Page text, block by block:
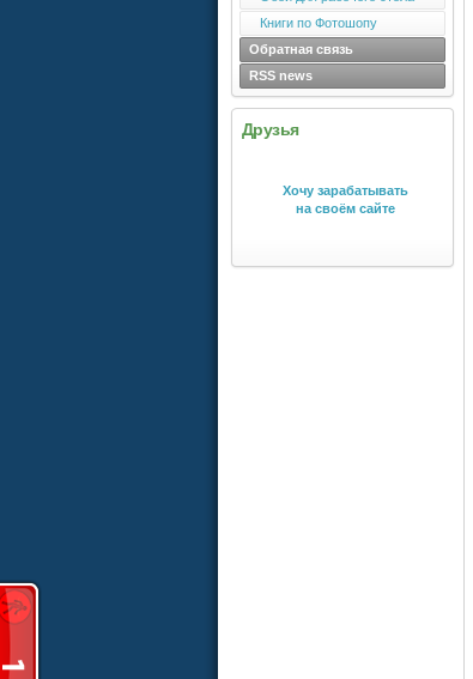
Книги по Фотошопу
Обратная связь
RSS news
Друзья
Хочу зарабатывать
на своём сайте